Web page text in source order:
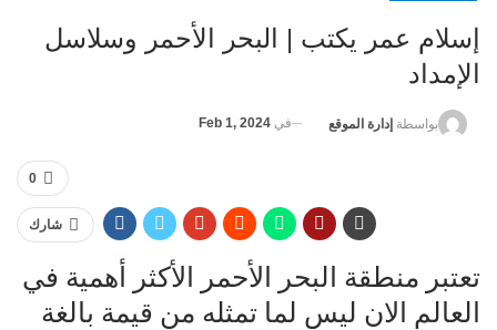
إسلام عمر يكتب | البحر الأحمر وسلاسل
الإمداد
بواسطة إدارة الموقع في Feb 1, 2024
0
شارك
تعتبر منطقة البحر الأحمر الأكثر أهمية في
العالم الان ليس لما تمثله من قيمة بالغة